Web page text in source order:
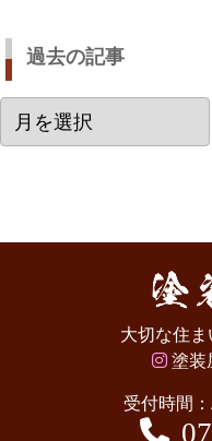
過去の記事
去
大切な住
塗装
受付時間